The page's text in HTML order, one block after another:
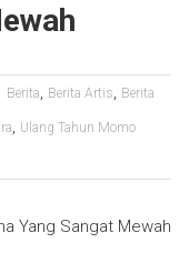
Berita Berita Artis Berita
Ulang Tahun Momo